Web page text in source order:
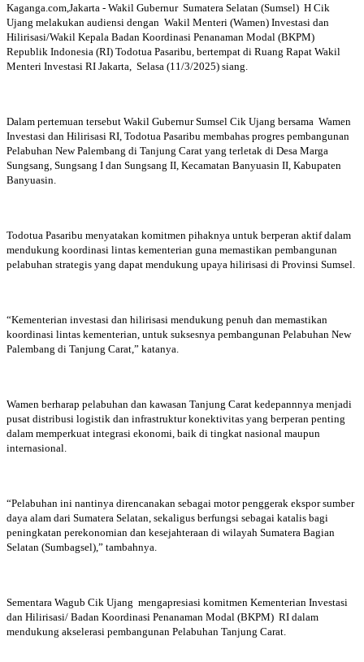
Kaganga.com,Jakarta - Wakil Gubernur Sumatera Selatan (Sumsel) H Cik
Ujang melakukan audiensi dengan Wakil Menteri (Wamen) Investasi dan
Hilirisasi/Wakil Kepala Badan Koordinasi Penanaman Modal (BKPM)
Republik Indonesia (RI) Todotua Pasaribu, bertempat di Ruang Rapat Wakil
Menteri Investasi RI Jakarta, Selasa (11/3/2025) siang.
Dalam pertemuan tersebut Wakil Gubernur Sumsel Cik Ujang bersama Wamen
Investasi dan Hilirisasi RI, Todotua Pasaribu membahas progres pembangunan
Pelabuhan New Palembang di Tanjung Carat yang terletak di Desa Marga
Sungsang, Sungsang I dan Sungsang II, Kecamatan Banyuasin II, Kabupaten
Banyuasin.
Todotua Pasaribu menyatakan komitmen pihaknya untuk berperan aktif dalam
mendukung koordinasi lintas kementerian guna memastikan pembangunan
pelabuhan strategis yang dapat mendukung upaya hilirisasi di Provinsi Sumsel.
“Kementerian investasi dan hilirisasi mendukung penuh dan memastikan
koordinasi lintas kementerian, untuk suksesnya pembangunan Pelabuhan New
Palembang di Tanjung Carat,” katanya.
Wamen berharap pelabuhan dan kawasan Tanjung Carat kedepannnya menjadi
pusat distribusi logistik dan infrastruktur konektivitas yang berperan penting
dalam memperkuat integrasi ekonomi, baik di tingkat nasional maupun
internasional.
“Pelabuhan ini nantinya direncanakan sebagai motor penggerak ekspor sumber
daya alam dari Sumatera Selatan, sekaligus berfungsi sebagai katalis bagi
peningkatan perekonomian dan kesejahteraan di wilayah Sumatera Bagian
Selatan (Sumbagsel),” tambahnya.
Sementara Wagub Cik Ujang mengapresiasi komitmen Kementerian Investasi
dan Hilirisasi/ Badan Koordinasi Penanaman Modal (BKPM) RI dalam
mendukung akselerasi pembangunan Pelabuhan Tanjung Carat.